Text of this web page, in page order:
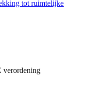
tot ruimtelijke
verordening